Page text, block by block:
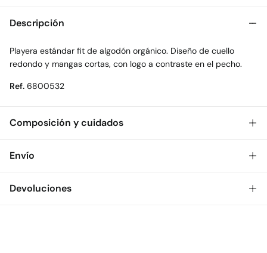
Descripción
Playera estándar fit de algodón orgánico. Diseño de cuello
redondo y mangas cortas, con logo a contraste en el pecho.
Ref. 6800532
Composición y cuidados
Composición
Envío
Envío a tienda: 2-5 días.
Devoluciones